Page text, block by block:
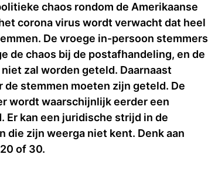
chaos rondom de Amerikaanse
corona virus wordt verwacht dat heel
De vroege in-persoon stemmers
de chaos bij de postafhandeling, en de
zal worden geteld. Daarnaast
stemmen moeten zijn geteld. De
wordt waarschijnlijk eerder een
Er kan een juridische strijd in de
zijn weerga niet kent. Denk aan
of 30.